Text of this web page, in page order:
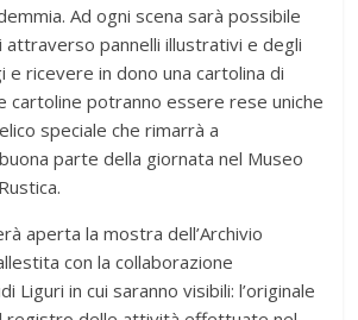
Ad ogni scena sarà possibile
attraverso pannelli illustrativi e degli
ricevere in dono una cartolina di
cartoline potranno essere rese uniche
speciale che rimarrà a
parte della giornata nel Museo
aperta la mostra dell’Archivio
con la collaborazione
Liguri in cui saranno visibili: l’originale